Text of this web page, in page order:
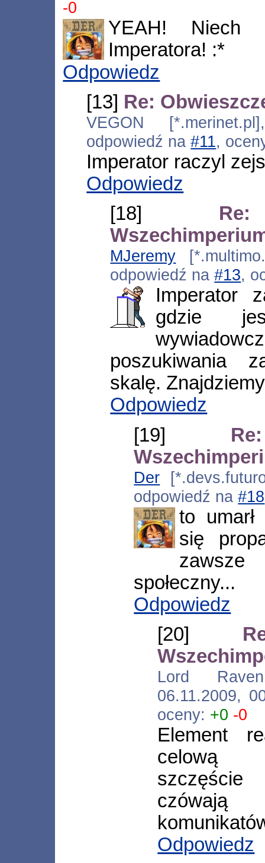
-0
YEAH! Niech
Imperatora! :*
Odpowiedz
[13] Re:
VEGON
odpowiedź na#11,
Imperator raczyl
Odpowiedz
[18]
MJeremy
odpowiedź na#13,
Imperator
gdzie
poszukiwania
skalę.
Odpowiedz
[19]
Der
odpowiedź na#18
to
się
społeczny...
Odpowiedz
[20]
Lord Raven
06.11.2009,
oceny: +0 -0
Element
celową
szczęście
czówają
Odpowiedz